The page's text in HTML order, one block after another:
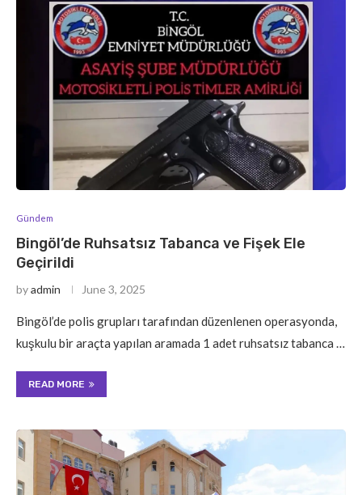
Gündem
Bingöl’de Ruhsatsız Tabanca ve Fişek Ele
Geçirildi
byadmin June 3, 2025
Bingöl’de polis grupları tarafından düzenlenen operasyonda,
kuşkulu bir araçta yapılan aramada 1 adet ruhsatsız tabanca …
READ MORE